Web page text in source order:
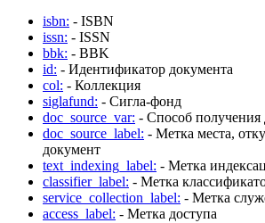
isbn: - ISBN
issn: - ISSN
bbk: - BBK
id: - Идентификатор документа
col: - Коллекция
siglafund: - Сигла-фонд
doc_source_var: - Способ получения
doc_source_label: - Метка места,
документ
text_indexing_label: - Метка
classifier_label: - Метка
service_collection_label: - Метка
access_label: - Метка доступа